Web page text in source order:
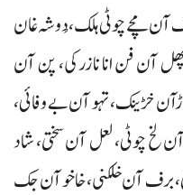
آن مچے چوٹی ہلک، دُوشہ غان
آن فن انا نازرکی، پن آن
خڑینک، تہو آن بے وفائی،
لخ چوٹی، لعل آن سختی، شاد
برف آن خلکنی، خاخو آن جک